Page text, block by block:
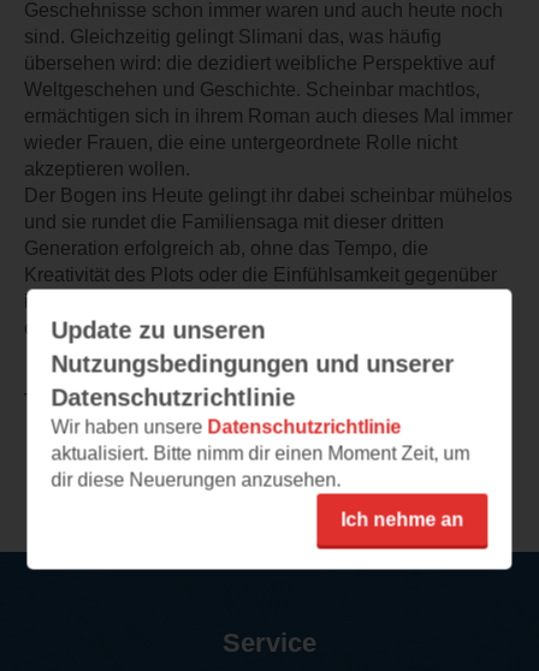
Geschehnisse schon immer waren und auch heute noch
sind. Gleichzeitig gelingt Slimani das, was häufig
übersehen wird: die dezidiert weibliche Perspektive auf
Weltgeschehen und Geschichte. Scheinbar machtlos,
ermächtigen sich in ihrem Roman auch dieses Mal immer
wieder Frauen, die eine untergeordnete Rolle nicht
akzeptieren wollen.
Der Bogen ins Heute gelingt ihr dabei scheinbar mühelos
und sie rundet die Familiensaga mit dieser dritten
Generation erfolgreich ab, ohne das Tempo, die
Kreativität des Plots oder die Einfühlsamkeit gegenüber
ihren Charakteren im Vergleich zum ersten Band
einzubüßen.
TEILEN
Weitere Rezensionen
Update zu unseren
Nutzungsbedingungen und unserer
Datenschutzrichtlinie
Wir haben unsere Datenschutzrichtlinie
aktualisiert. Bitte nimm dir einen Moment Zeit, um
dir diese Neuerungen anzusehen.
Ich nehme an
Service